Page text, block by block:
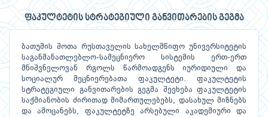
ფაკულტეტის სტრატეგიული განვითარების გეგმა
ბათუმის შოთა რუსთაველის სახელმწიფო უნივერსიტეტის
საგანმანათლებლო-სამეცნიერო სისტემის ერთ-ერთ
მნიშვნელოვან რგოლს წარმოადგენს იურიდიული და
სოციალურ მეცნიერებათა ფაკულტეტი. ფაკულტეტის
სტრატეგიული განვითარების გეგმა შეეხება ფაკულტეტის
საქმიანობის ძირითად მიმართულებებს, დასახულ მიზნებს
და ამოცანებს, ფაკულტეტზე არსებული აკადემიური და